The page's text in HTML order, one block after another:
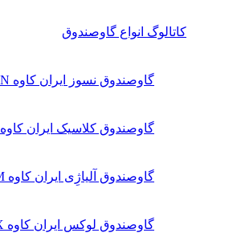
کاتالوگ انواع گاوصندوق
گاوصندوق نسوز ایران کاوه KN
گاوصندوق کلاسیک ایران کاوه KS
گاوصندوق آلیاژِی ایران کاوه GM
گاوصندوق لوکس ایران کاوه LUX